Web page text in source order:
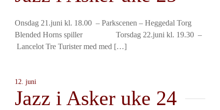
Onsdag 21.juni kl. 18.00 – Parkscenen – Heggedal Torg
Blended Horns spiller Torsdag 22.juni kl. 19.30 –
Lancelot Tre Turister med med […]
12. juni
Jazz i Asker uke 24